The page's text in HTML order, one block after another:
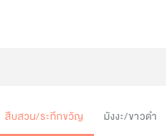
สืบสวน/ระทึกขวัญ มังงะ/ขาวดำ